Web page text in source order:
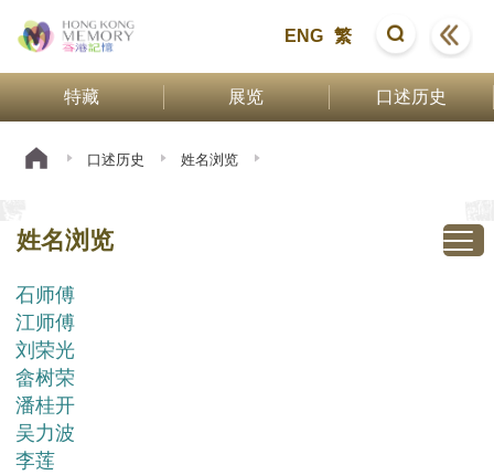
ENG 繁
特藏 展览 口述历史
口述历史 姓名浏览
姓名浏览
石师傅
江师傅
刘荣光
畲树荣
潘桂开
吴力波
李莲